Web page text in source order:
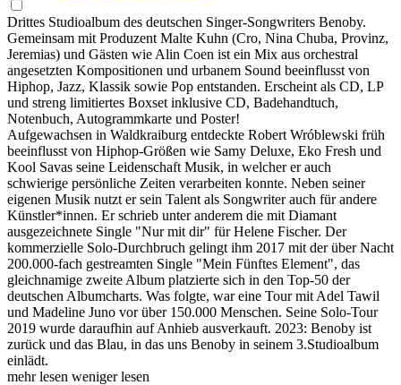
Drittes Studioalbum des deutschen Singer-Songwriters Benoby.
Gemeinsam mit Produzent Malte Kuhn (Cro, Nina Chuba, Provinz,
Jeremias) und Gästen wie Alin Coen ist ein Mix aus orchestral
angesetzten Kompositionen und urbanem Sound beeinflusst von
Hiphop, Jazz, Klassik sowie Pop entstanden. Erscheint als CD, LP
und streng limitiertes Boxset inklusive CD, Badehandtuch,
Notenbuch, Autogrammkarte und Poster!
Aufgewachsen in Waldkraiburg entdeckte Robert Wróblewski früh
beeinflusst von Hiphop-Größen wie Samy Deluxe, Eko Fresh und
Kool Savas seine Leidenschaft Musik, in welcher er auch
schwierige persönliche Zeiten verarbeiten konnte. Neben seiner
eigenen Musik nutzt er sein Talent als Songwriter auch für andere
Künstler*innen. Er schrieb unter anderem die mit Diamant
ausgezeichnete Single "Nur mit dir" für Helene Fischer. Der
kommerzielle Solo-Durchbruch gelingt ihm 2017 mit der über Nacht
200.000-fach gestreamten Single "Mein Fünftes Element", das
gleichnamige zweite Album platzierte sich in den Top-50 der
deutschen Albumcharts. Was folgte, war eine Tour mit Adel Tawil
und Madeline Juno vor über 150.000 Menschen. Seine Solo-Tour
2019 wurde daraufhin auf Anhieb ausverkauft. 2023: Benoby ist
zurück und das Blau, in das uns Benoby in seinem 3.Studioalbum
einlädt.
mehr lesen weniger lesen